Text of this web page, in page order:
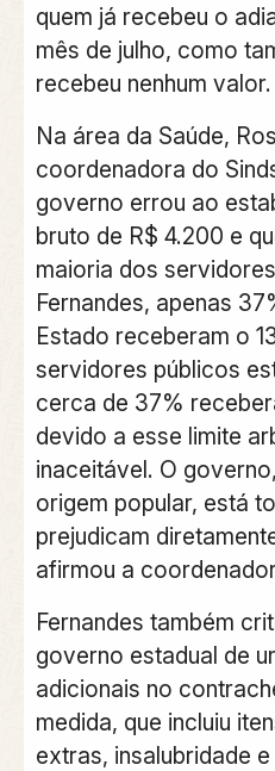
quem já recebeu o
mês de julho, como
recebeu nenhum valor.
Na área da Saúde,
coordenadora do
governo errou ao
bruto de R$ 4.200 e
maioria dos
Fernandes, apenas
Estado receberam o
servidores públicos
cerca de 37%
devido a esse limite
inaceitável. O
origem popular, está
prejudicam
afirmou a
Fernandes também
governo estadual de
adicionais no
medida, que incluiu
extras, insalubridade